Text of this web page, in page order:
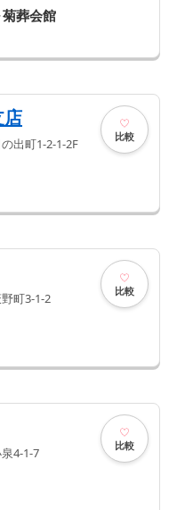
葬会館
店
の出町1-2-1-2F 比較
町3-1-2 比較
4-1-7 比較